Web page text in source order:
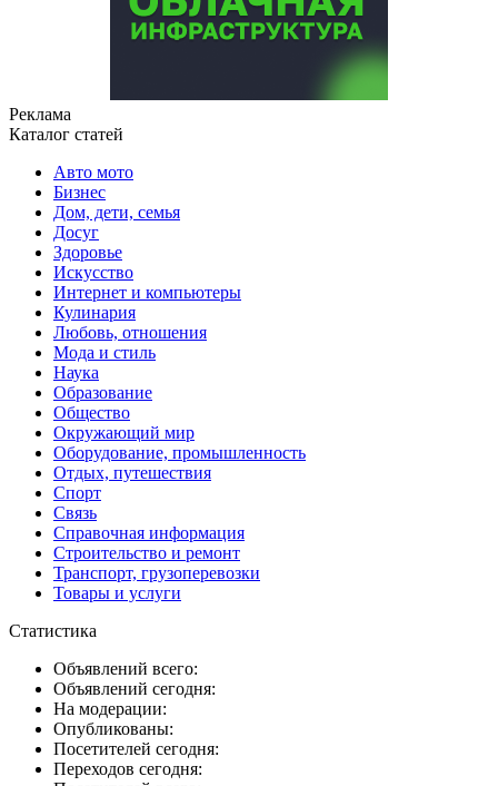
Реклама
Каталог статей
Авто мото
Бизнес
Дом, дети, семья
Досуг
Здоровье
Искусство
Интернет и компьютеры
Кулинария
Любовь, отношения
Мода и стиль
Наука
Образование
Общество
Окружающий мир
Оборудование, промышленность
Отдых, путешествия
Спорт
Связь
Справочная информация
Строительство и ремонт
Транспорт, грузоперевозки
Товары и услуги
Статистика
Объявлений всего:
Объявлений сегодня:
На модерации:
Опубликованы:
Посетителей сегодня:
Переходов сегодня: